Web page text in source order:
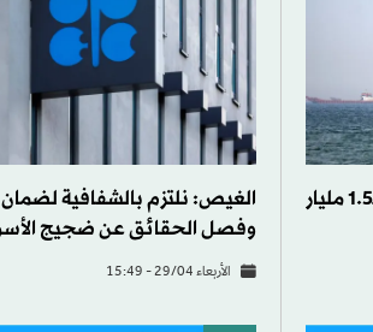
صندوق «أوبك» يُطلق حزمة دعم بـ1.5 مليار
الغيص: نلتزم بالشفافية
وفصل الحقائق عن ضجيج
الأربعاء 29/04 - 15:49